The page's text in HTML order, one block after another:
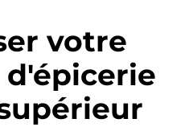
votre